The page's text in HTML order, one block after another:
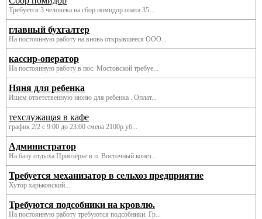
Требуется 3 человека на сбор помидор опата 35...
главный бухгалтер
На постоянную работу на вновь открывшееся ООО...
кассир-оператор
На постоянную работу в пос. Мостовской требуе...
Няня для ребенка
Ищем ответственную нюню для ребенка . Оплат...
техслужащая в кафе
график 2/2 с 9:00 до 23:00 смена 2100р уб...
Администратор
На базу отдыха Приозёрье в п. Восточный конез...
Требуется механизатор в сельхоз предприятие
Хутор харьковский...
Требуются подсобники на кровлю.
На постоянную работу требуются подсобники. Гр...